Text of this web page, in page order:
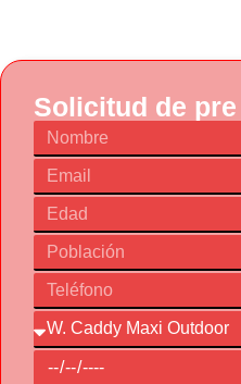
Solicitud de